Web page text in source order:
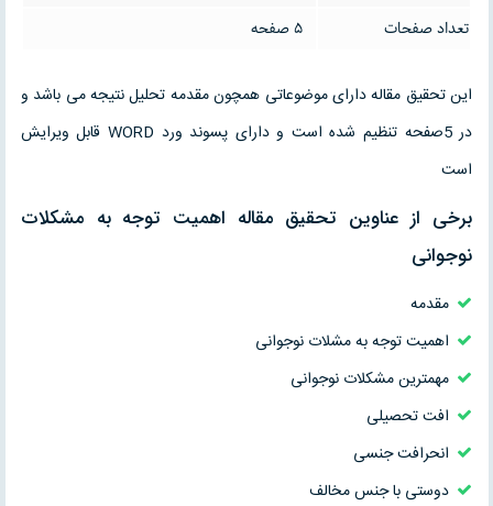
تعداد صفحات
5 صفحه
این تحقیق مقاله دارای موضوعاتی همچون مقدمه تحلیل نتیجه می باشد و
در 5صفحه تنظیم شده است و دارای پسوند ورد WORD قابل ویرایش
است
برخی از عناوین تحقیق مقاله اهمیت توجه به مشکلات
نوجوانی
مقدمه
اهمیت توجه به مشلات نوجوانی
مهمترین مشکلات نوجوانی
افت تحصیلی
انحرافت جنسی
دوستی با جنس مخالف